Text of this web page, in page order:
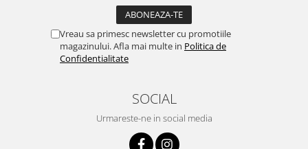
Vreau sa primesc newsletter cu promotiile
magazinului. Afla mai multe in Politica de
Confidentialitate
SOCIAL
Urmareste-ne in social media